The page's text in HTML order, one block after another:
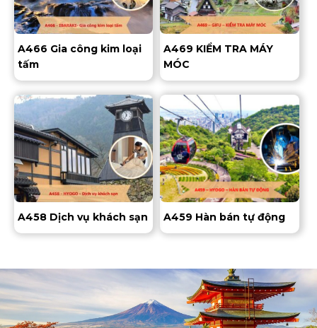
A466 Gia công kim loại
tấm
A469 KIỂM TRA MÁY
MÓC
A458 Dịch vụ khách sạn A459 Hàn bán tự động